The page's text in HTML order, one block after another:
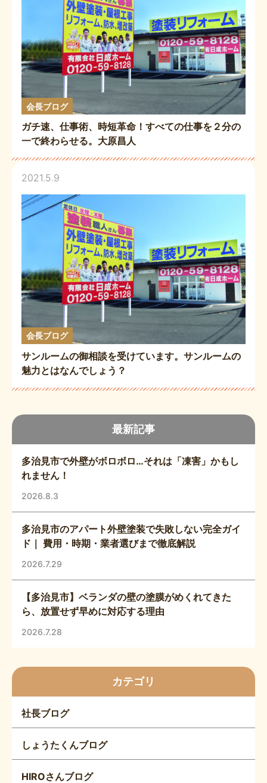
最新記事
多治見市で外壁がボロボロ…それは「凍害」かもし
れません！
2026.8.3
多治見市のアパート外壁塗装で失敗しない完全ガイ
ド｜ 費用・時期・業者選びまで徹底解説
2026.7.29
【多治見市】ベランダの壁の塗膜がめくれてきた
ら、放置せず早めに対応する理由
2026.7.28
カテゴリ
社長ブログ
しょうたくんブログ
HIROさんブログ
会長ブログ
ガチ速、仕事術、時短革命！すべての仕事を２分の
一で終わらせる。大原昌人
2021.5.9
会長ブログ
サンルームの御相談を受けています。サンルームの
魅力とはなんでしょう？